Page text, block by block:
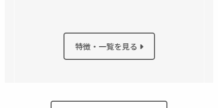
特徴・一覧を見る